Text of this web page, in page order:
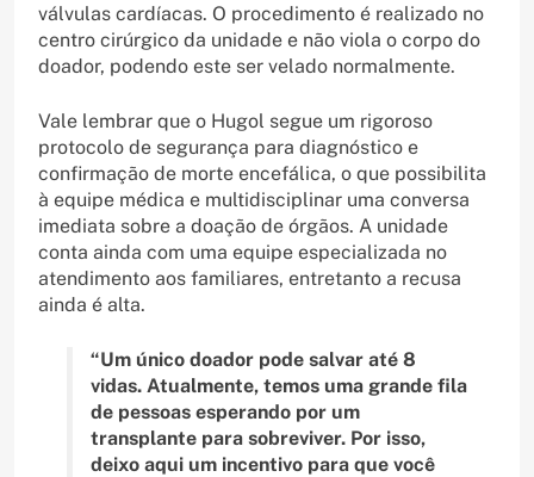
válvulas cardíacas. O procedimento é realizado no
centro cirúrgico da unidade e não viola o corpo do
doador, podendo este ser velado normalmente.
Vale lembrar que o Hugol segue um rigoroso
protocolo de segurança para diagnóstico e
confirmação de morte encefálica, o que possibilita
à equipe médica e multidisciplinar uma conversa
imediata sobre a doação de órgãos. A unidade
conta ainda com uma equipe especializada no
atendimento aos familiares, entretanto a recusa
ainda é alta.
“Um único doador pode salvar até 8
vidas. Atualmente, temos uma grande fila
de pessoas esperando por um
transplante para sobreviver. Por isso,
deixo aqui um incentivo para que você